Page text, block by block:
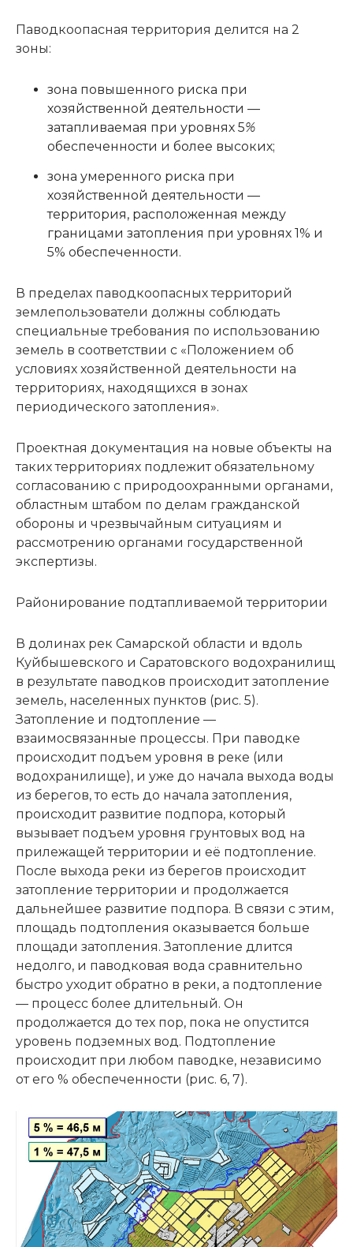
Паводкоопасная территория делится на 2
зоны:
зона повышенного риска при
хозяйственной деятельности —
затапливаемая при уровнях 5%
обеспеченности и более высоких;
зона умеренного риска при
хозяйственной деятельности —
территория, расположенная между
границами затопления при уровнях 1% и
5% обеспеченности.
В пределах паводкоопасных территорий
землепользователи должны соблюдать
специальные требования по использованию
земель в соответствии с «Положением об
условиях хозяйственной деятельности на
территориях, находящихся в зонах
периодического затопления».
Проектная документация на новые объекты на
таких территориях подлежит обязательному
согласованию с природоохранными органами,
областным штабом по делам гражданской
обороны и чрезвычайным ситуациям и
рассмотрению органами государственной
экспертизы.
Районирование подтапливаемой территории
В долинах рек Самарской области и вдоль
Куйбышевского и Саратовского водохранилищ
в результате паводков происходит затопление
земель, населенных пунктов (рис. 5).
Затопление и подтопление —
взаимосвязанные процессы. При паводке
происходит подъем уровня в реке (или
водохранилище), и уже до начала выхода воды
из берегов, то есть до начала затопления,
происходит развитие подпора, который
вызывает подъем уровня грунтовых вод на
прилежащей территории и её подтопление.
После выхода реки из берегов происходит
затопление территории и продолжается
дальнейшее развитие подпора. В связи с этим,
площадь подтопления оказывается больше
площади затопления. Затопление длится
недолго, и паводковая вода сравнительно
быстро уходит обратно в реки, а подтопление
— процесс более длительный. Он
продолжается до тех пор, пока не опустится
уровень подземных вод. Подтопление
происходит при любом паводке, независимо
от его % обеспеченности (рис. 6, 7).